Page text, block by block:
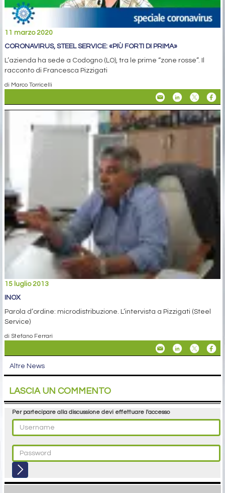
11 marzo 2020
CORONAVIRUS, STEEL SERVICE: «PIÙ FORTI DI PRIMA»
L’azienda ha sede a Codogno (LO), tra le prime “zone rosse”. Il
racconto di Francesca Pizzigati
di Marco Torricelli
15 luglio 2013
INOX
Parola d’ordine: microdistribuzione. L’intervista a Pizzigati (Steel
Service)
di Stefano Ferrari
Altre News
LASCIA UN COMMENTO
Per partecipare alla discussione devi effettuare l'accesso